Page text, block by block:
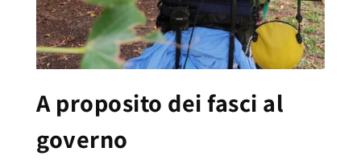
A proposito dei fasci al
governo